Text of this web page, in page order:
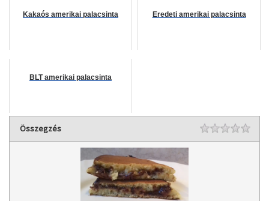
Kakaós amerikai palacsinta Eredeti amerikai palacsinta
BLT amerikai palacsinta
Összegzés